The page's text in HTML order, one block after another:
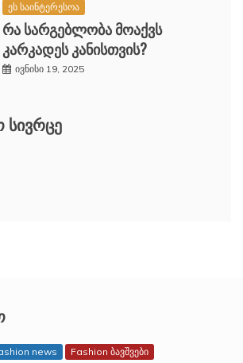
ეს საინტერესოა
რა სარგებლობა მოაქვს
კარკადეს კანისთვის?
ივნისი 19, 2025
news
Fashion ბავშვები